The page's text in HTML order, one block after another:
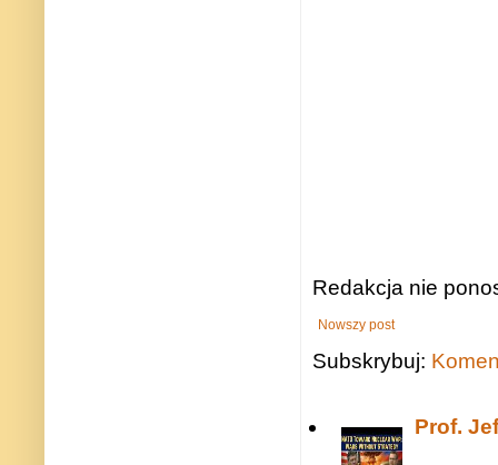
Redakcja nie
Nowszy post
Subskrybuj:
Prof.